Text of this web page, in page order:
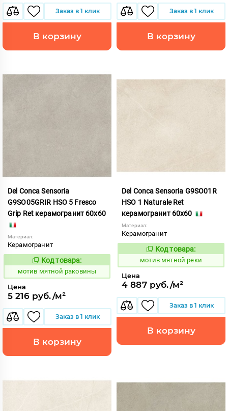
Заказ в 1 клик
В корзину
Заказ в 1 клик
В корзину
Del Conca Sensoria
G9SO05GRIR HSO 5 Fresco
Grip Ret керамогранит 60x60
Материал:
Керамогранит
1039078
Код товара:
мотив мятной раковины
Цена
5 216 руб./м²
Заказ в 1 клик
В корзину
Del Conca Sensoria G9SO01R
HSO 1 Naturale Ret
керамогранит 60x60
Материал:
Керамогранит
1039079
Код товара:
мотив мятной реки
Цена
4 887 руб./м²
Заказ в 1 клик
В корзину